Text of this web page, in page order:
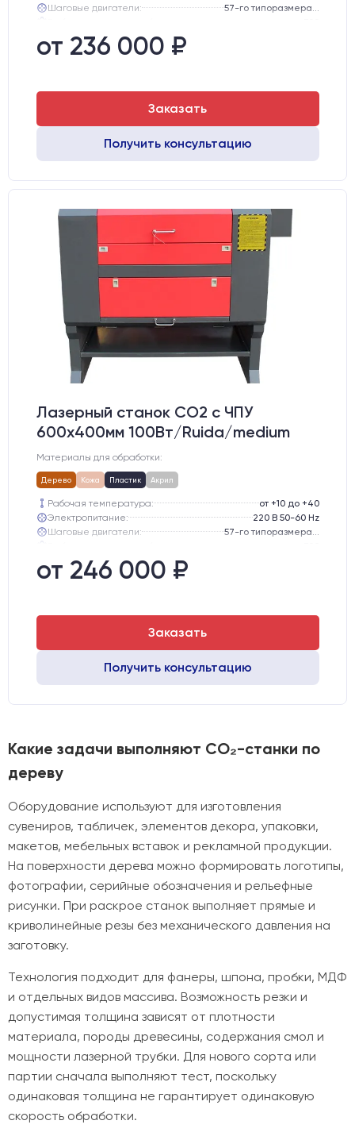
Шаговые двигатели:
Направляющие оси Y:
Направляющие оси Х:
от 236 000 ₽
Заказать
Получить консультацию
Лазерный станок CO2 c ЧПУ
600х400мм 100Вт/Ruida/medium
Материалы для обработки:
Дерево Кожа Пластик Акрил
Рабочая температура:
от +10 до +40
Электропитание:
220 В 50-60 Hz
Шаговые двигатели:
Направляющие оси Y:
Направляющие оси Х:
от 246 000 ₽
Заказать
Получить консультацию
Какие задачи выполняют CO₂-станки по
дереву
Оборудование используют для изготовления
сувениров, табличек, элементов декора, упаковки,
макетов, мебельных вставок и рекламной продукции.
На поверхности дерева можно формировать логотипы,
фотографии, серийные обозначения и рельефные
рисунки. При раскрое станок выполняет прямые и
криволинейные резы без механического давления на
заготовку.
Технология подходит для фанеры, шпона, пробки, МДФ
и отдельных видов массива. Возможность резки и
допустимая толщина зависят от плотности
материала, породы древесины, содержания смол и
мощности лазерной трубки. Для нового сорта или
партии сначала выполняют тест, поскольку
одинаковая толщина не гарантирует одинаковую
скорость обработки.